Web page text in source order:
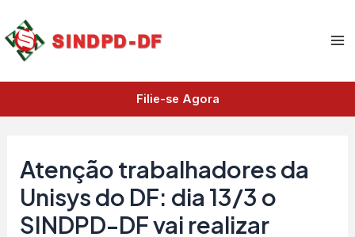
para
Filie-se Agora
Atenção trabalhadores da
Unisys do DF: dia 13/3 o
SINDPD-DF vai realizar
r
q
u
v
s